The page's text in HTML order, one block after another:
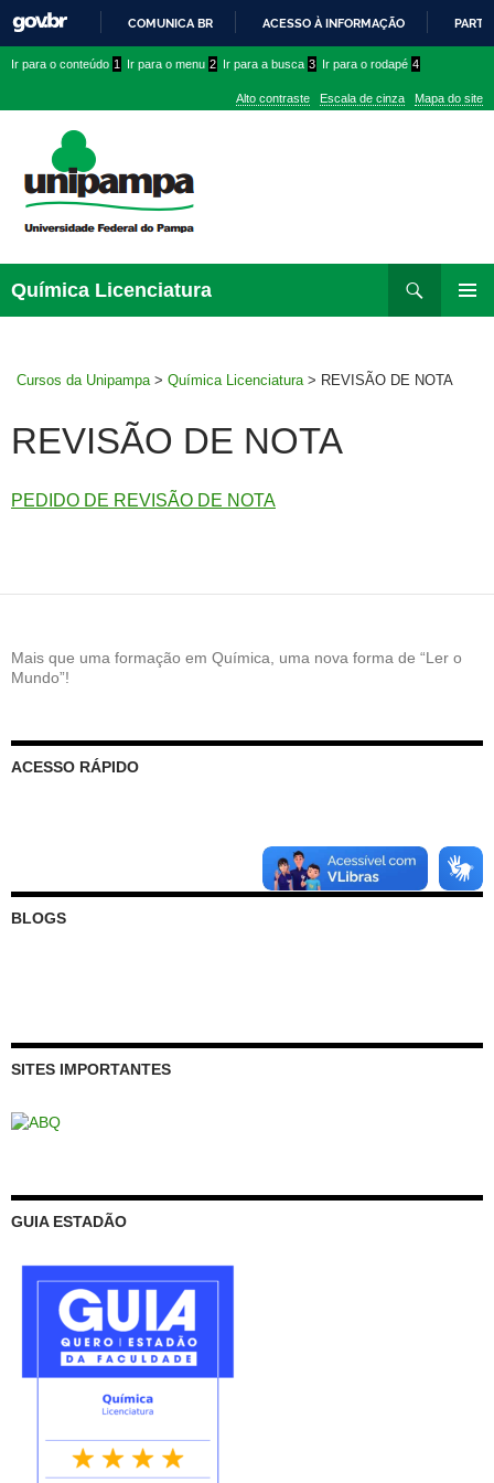
PARA
CONTEÚDO
COMUNICA BR ACESSO À INFORMAÇÃO
conteúdo
menu
superior
menu
Ir para o conteúdo 1 Ir para o menu 2 Ir para a busca 3 Ir para o rodapé 4
Alto contraste Escala de cinza Mapa do site
Química Licenciatura
para
Cursos da Unipampa > Química Licenciatura > REVISÃO DE NOTA
REVISÃO DE NOTA
PEDIDO DE REVISÃO DE NOTA
Mais que uma formação em Química, uma nova forma de “Ler o
Mundo”!
ACESSO RÁPIDO
BLOGS
SITES IMPORTANTES
GUIA ESTADÃO